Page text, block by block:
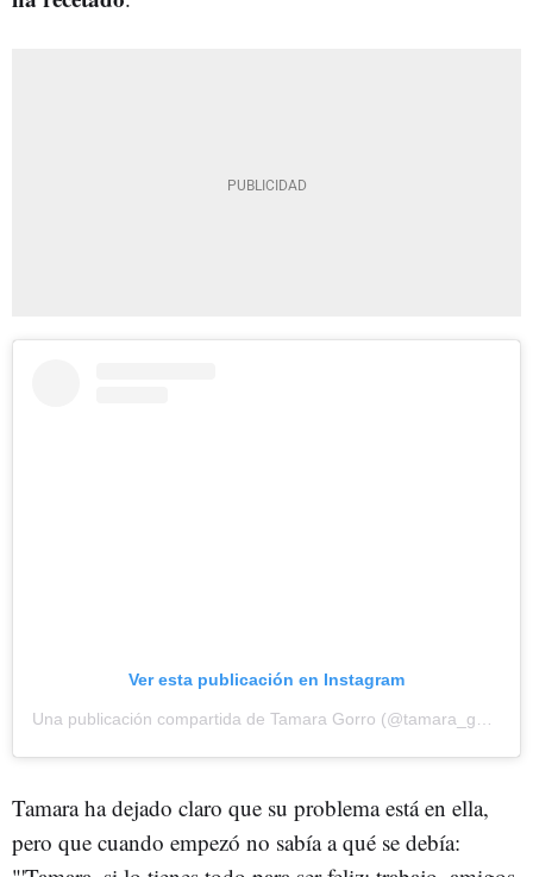
Ver esta publicación en Instagram
Tamara ha dejado claro que su problema está en ella,
pero que cuando empezó no sabía a qué se debía: